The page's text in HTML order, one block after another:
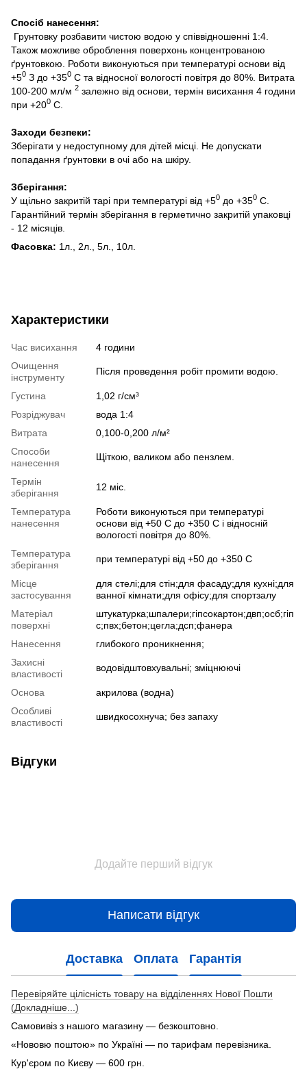
Спосіб нанесення:
Грунтовку розбавити чистою водою у співвідношенні 1:4.
Також можливе оброблення поверхонь концентрованою
ґрунтовкою. Роботи виконуються при температурі основи від
+50 З до +350 С та відносної вологості повітря до 80%. Витрата
100-200 мл/м 2 залежно від основи, термін висихання 4 години
при +200 С.
Заходи безпеки:
Зберігати у недоступному для дітей місці. Не допускати
попадання ґрунтовки в очі або на шкіру.
Зберігання:
У щільно закритій тарі при температурі від +50 до +350 С.
Гарантійний термін зберігання в герметично закритій упаковці
- 12 місяців.
Фасовка: 1л., 2л., 5л., 10л.
Характеристики
Час висихання
4 години
Очищення
інструменту
Після проведення робіт промити водою.
Густина
1,02 г/см³
Розріджувач
вода 1:4
Витрата
0,100-0,200 л/м²
Способи
нанесення
Щіткою, валиком або пензлем.
Термін
зберігання
12 міс.
Температура
нанесення
Роботи виконуються при температурі
основи від +50 С до +350 С і відносній
вологості повітря до 80%.
Температура
зберігання
при температурі від +50 до +350 С
Місце
застосування
для стелі;для стін;для фасаду;для кухні;для
ванної кімнати;для офісу;для спортзалу
Матеріал
поверхні
штукатурка;шпалери;гіпсокартон;двп;осб;гіп
с;пвх;бетон;цегла;дсп;фанера
Нанесення
глибокого проникнення;
Захисні
властивості
водовідштовхувальні; зміцнюючі
Основа
акрилова (водна)
Особливі
властивості
швидкосохнуча; без запаху
Відгуки
Додайте перший відгук
Написати відгук
Доставка Оплата Гарантія
Перевіряйте цілісність товару на відділеннях Нової Пошти
(Докладніше...)
Самовивіз з нашого магазину — безкоштовно.
«Нововю поштою» по Україні — по тарифам перевізника.
Кур'єром по Києву — 600 грн.